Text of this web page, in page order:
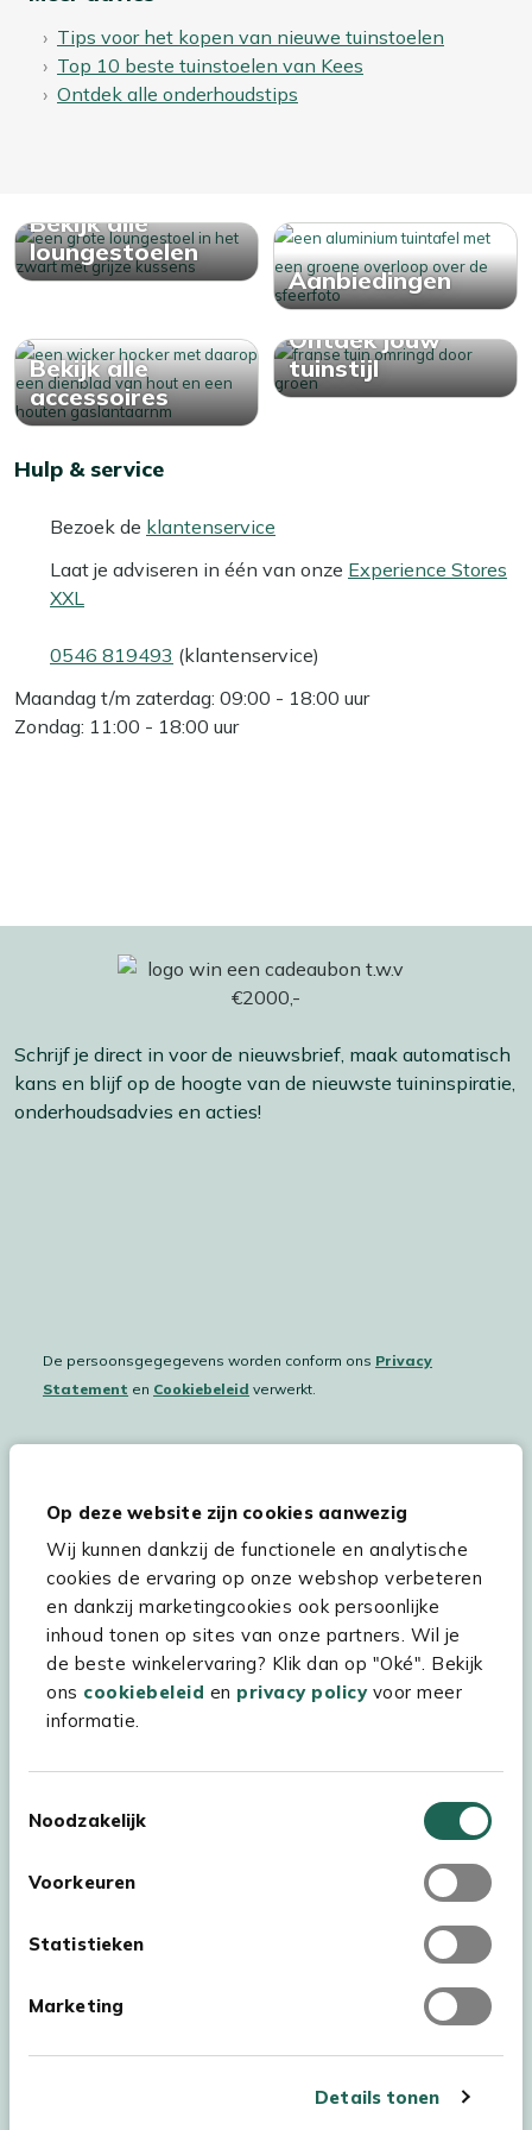
Op deze website zijn cookies aanwezig
Wij kunnen dankzij de functionele en analytische
cookies de ervaring op onze webshop verbeteren
en dankzij marketingcookies ook persoonlijke
inhoud tonen op sites van onze partners. Wil je
de beste winkelervaring? Klik dan op "Oké". Bekijk
ons cookiebeleid en privacy policyvoor meer
informatie.
Noodzakelijk
Voorkeuren
Statistieken
Marketing
Details tonen
Berg je kussen altijd droog op om het langer mooi te
houden. Zelfs de meest waterafstotende of sneldrogende
herfst en winter binnen of in een waterdichte
opbergbox. Zo blijft je kussen fris, droog en altijd klaar
voor gebruik!
Tips voor het kopen van nieuwe tuinstoelen
Top 10 beste tuinstoelen van Kees
Ontdek alle onderhoudstips
Bekijk alle
loungestoelen
Aanbiedingen
Bekijk alle
accessoires
Ontdek jouw
tuinstijl
Hulp & service
Bezoek de klantenservice
Laat je adviseren in één van onze Experience Stores
XXL
0546 819493 (klantenservice)
Maandag t/m zaterdag: 09:00 - 18:00 uur
Zondag: 11:00 - 18:00 uur
Schrijf je direct in voor de nieuwsbrief, maak automatisch
kans en blijf op de hoogte van de nieuwste tuininspiratie,
onderhoudsadvies en acties!
De persoonsgegegevens worden conform ons Privacy
Statement en Cookiebeleid verwerkt.
Hulp & service
Assortiment
Kees Smit Tuinmeubelen
Experience Stores XXL